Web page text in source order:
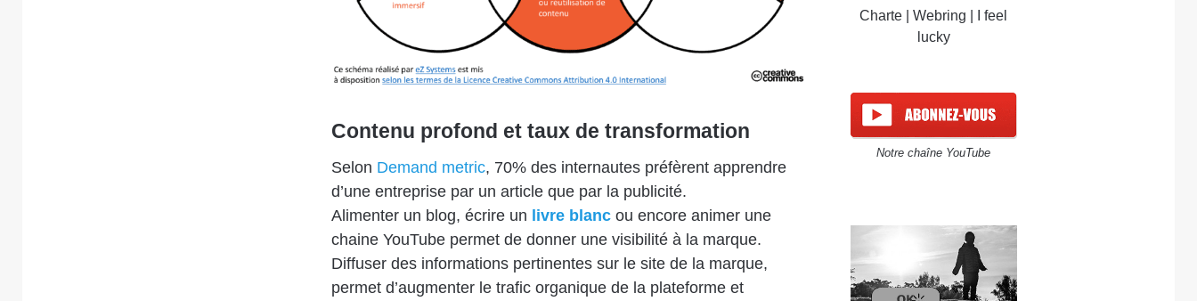
Contenu profond et taux de transformation
Selon Demand metric, 70% des internautes préfèrent apprendre
d’une entreprise par un article que par la publicité.
Alimenter un blog, écrire un livre blancou encore animer une
chaine YouTube permet de donner une visibilité à la marque.
Diffuser des informations pertinentes sur le site de la marque,
permet d’augmenter le trafic organique de la plateforme et
Charte |Webring
I feel
lucky
Notre chaîne YouTube